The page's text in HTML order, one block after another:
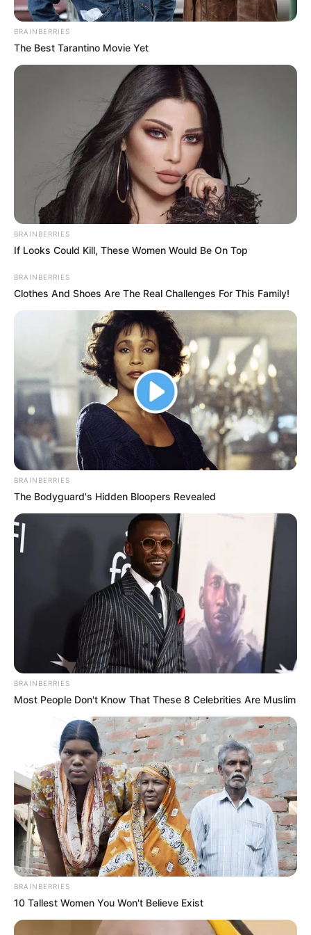
PostedFriss hírek
Megszakad a szív ! Előkerült a
legutolsó fotó Benedek Miklósról
és fiáról, Benedek Tiborról!
• January 13, 2026
BRAINBERRIES
The Best Tarantino Movie Yet
BRAINBERRIES
If Looks Could Kill, These Women Would Be On Top
BRAINBERRIES
Clothes And Shoes Are The Real Challenges For This Family!
BRAINBERRIES
The Bodyguard's Hidden Bloopers Revealed
BRAINBERRIES
Most People Don't Know That These 8 Celebrities Are Muslim
BRAINBERRIES
10 Tallest Women You Won't Believe Exist